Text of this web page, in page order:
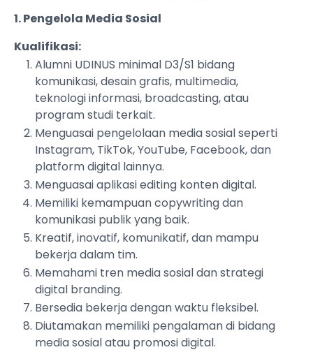
1. Pengelola Media Sosial
Kualifikasi:
Alumni UDINUS minimal D3/S1 bidang
komunikasi, desain grafis, multimedia,
teknologi informasi, broadcasting, atau
program studi terkait.
Menguasai pengelolaan media sosial seperti
Instagram, TikTok, YouTube, Facebook, dan
platform digital lainnya.
Menguasai aplikasi editing konten digital.
Memiliki kemampuan copywriting dan
komunikasi publik yang baik.
Kreatif, inovatif, komunikatif, dan mampu
bekerja dalam tim.
Memahami tren media sosial dan strategi
digital branding.
Bersedia bekerja dengan waktu fleksibel.
Diutamakan memiliki pengalaman di bidang
media sosial atau promosi digital.